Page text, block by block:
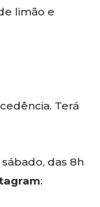
limão e
Terá
das 8h
: